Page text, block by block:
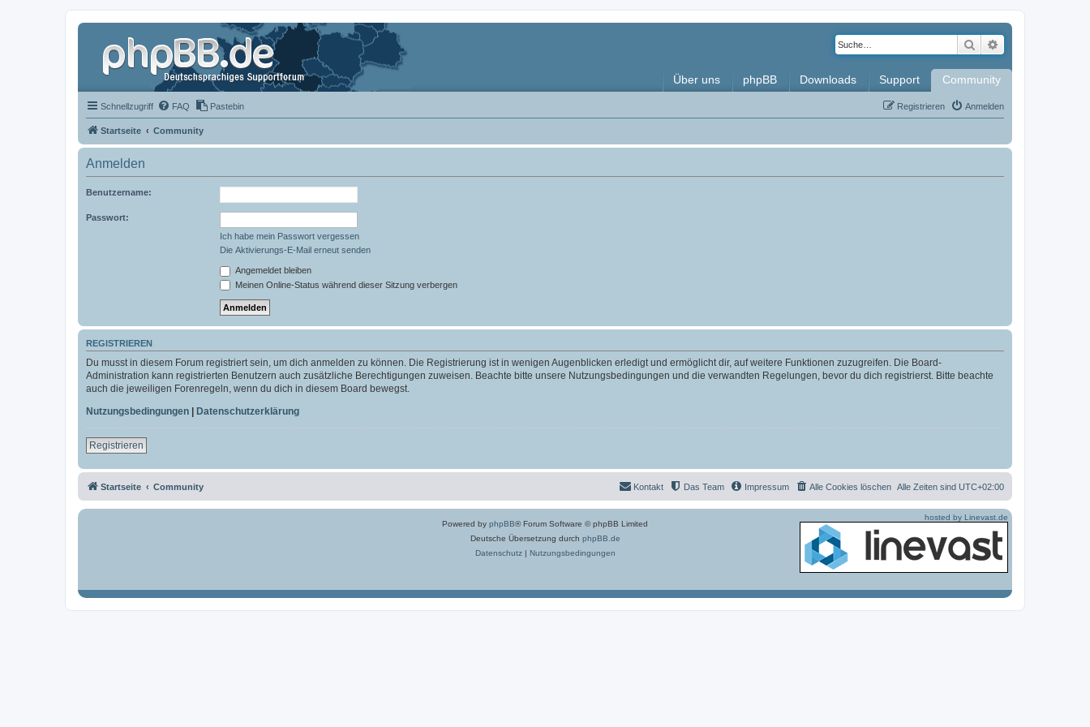
Suche
Über uns phpBB Downloads Support Community
Schnellzugriff FAQ Pastebin Anmelden
Registrieren
Startseite Community
Anmelden
Benutzername:
Passwort:
Ich habe mein Passwort vergessen
Die Aktivierungs-E-Mail erneut senden
Angemeldet bleiben
Meinen Online-Status während dieser Sitzung verbergen
REGISTRIEREN
Du musst in diesem Forum registriert sein, um dich anmelden zu können. Die Registrierung ist in wenigen Augenblicken erledigt und ermöglicht dir, auf weitere Funktionen zuzugreifen. Die Board-
Administration kann registrierten Benutzern auch zusätzliche Berechtigungen zuweisen. Beachte bitte unsere Nutzungsbedingungen und die verwandten Regelungen, bevor du dich registrierst. Bitte beachte
auch die jeweiligen Forenregeln, wenn du dich in diesem Board bewegst.
Nutzungsbedingungen | Datenschutzerklärung
Registrieren
Startseite Community Alle Zeiten sind UTC+02:00
Alle Cookies löschen
Impressum
Das Team
Kontakt
Powered by phpBB® Forum Software © phpBB Limited
Deutsche Übersetzung durch phpBB.de
Datenschutz| Nutzungsbedingungen
hosted by Linevast.de